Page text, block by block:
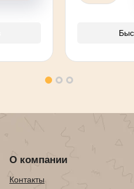
О компании
Контакты